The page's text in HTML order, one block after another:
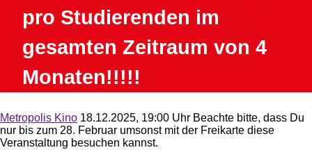
pro Studierenden im
gesamten Zeitraum von 4
Monaten!!!!!
Metropolis Kino 18.12.2025, 19:00 Uhr Beachte bitte, dass Du
nur bis zum 28. Februar umsonst mit der Freikarte diese
Veranstaltung besuchen kannst.